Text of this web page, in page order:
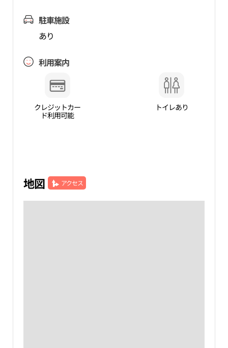
駐車施設
あり
利用案内
クレジットカー
ド利用可能
トイレあり
地図 アクセス